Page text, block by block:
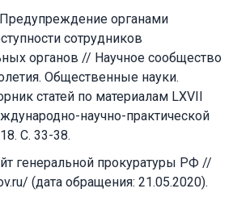
органами
сотрудников
органов // Научное сообщество
Общественные науки.
статей по материалам LXVII
научно-практической
С. 33-38.
генеральной прокуратуры РФ //
(дата обращения: 21.05.2020).